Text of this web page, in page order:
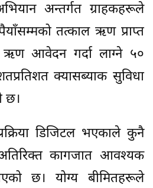
अन्तर्गत ग्राहकहरूले
तत्काल ऋण प्राप्त
आवेदन गर्दा लाग्ने ५०
क्यासब्याक सुविधा
छ।
डिजिटल भएकाले कुनै
अतिरिक्त कागजात आवश्यक
छ। योग्य बीमितहरूले